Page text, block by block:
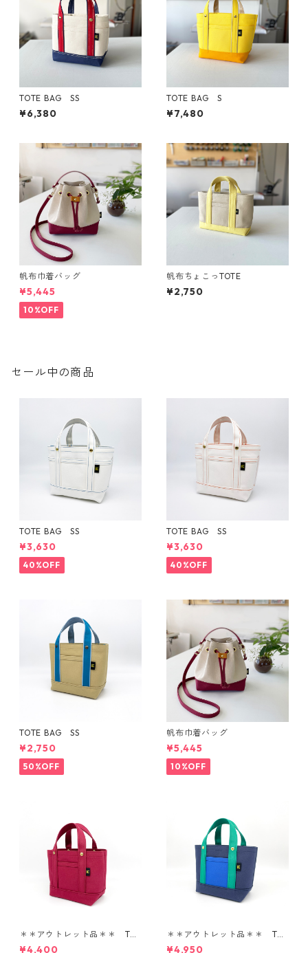
TOTE BAG SS
¥6,380
TOTE BAG S
¥7,480
帆布巾着バッグ
¥5,445
10%OFF
帆布ちょこっTOTE
¥2,750
セール中の商品
TOTE BAG SS
¥3,630
40%OFF
TOTE BAG SS
¥3,630
40%OFF
TOTE BAG SS
¥2,750
50%OFF
帆布巾着バッグ
¥5,445
10%OFF
＊＊アウトレット品＊＊ TOT
E BAG SS
¥4,400
＊＊アウトレット品＊＊ TOT
E BAG SS
¥4,950